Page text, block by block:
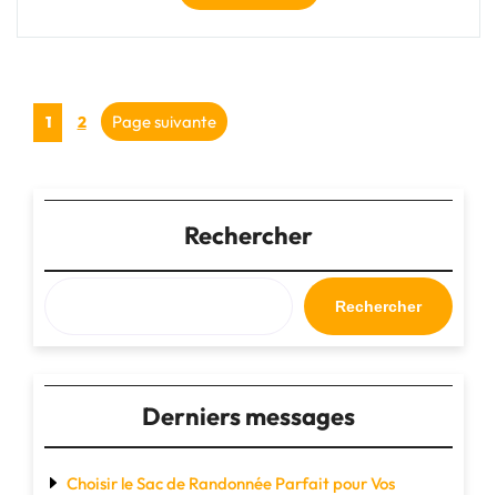
de
sport
spacieux
et
Pagination
publications
Page
1 Page
2 Page suivante
Rechercher
Rechercher
Derniers messages
Choisir le Sac de Randonnée Parfait pour Vos